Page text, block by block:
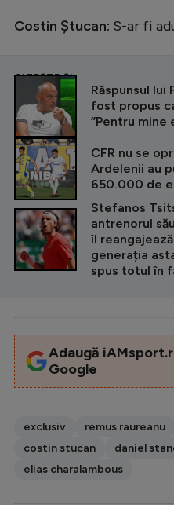
Costin Ștucan: S-ar fi
CITEȘTE ȘI
Răspunsul lui
fost propus
”Pentru mine
CFR nu se
Ardelenii au
650.000 de
Stefanos
antrenorul
îl
generația
spus totul în
Adaugă
Google
exclusiv remus raureanu
costin stucan
daniel
elias charalambous